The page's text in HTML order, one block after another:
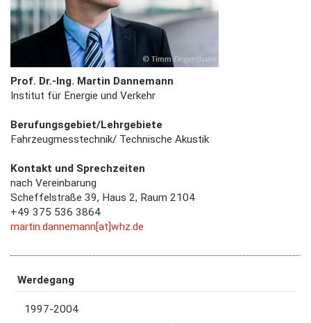
Prof. Dr.-Ing. Martin Dannemann
Institut für Energie und Verkehr
Berufungsgebiet/Lehrgebiete
Fahrzeugmesstechnik/ Technische Akustik
Kontakt und Sprechzeiten
nach Vereinbarung
Scheffelstraße 39, Haus 2, Raum 2104
+49 375 536 3864
martin.dannemann[at]whz.de
Werdegang
1997-2004